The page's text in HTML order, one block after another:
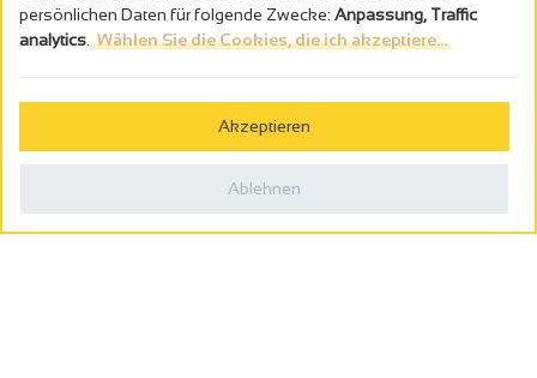
Alkoholmissbrauch ist gefährlich für die Gesundheit - trinken Sie in
Politique de confidentialité
persönlichen Daten für folgende Zwecke: Anpassung, Traffic
analytics Wählen Sie die Cookies, die ich akzeptiere...
Akzeptieren
Ablehnen